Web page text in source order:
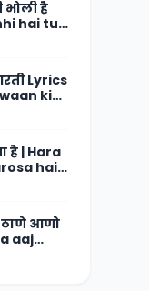
hai tu
ki
hai
aaj